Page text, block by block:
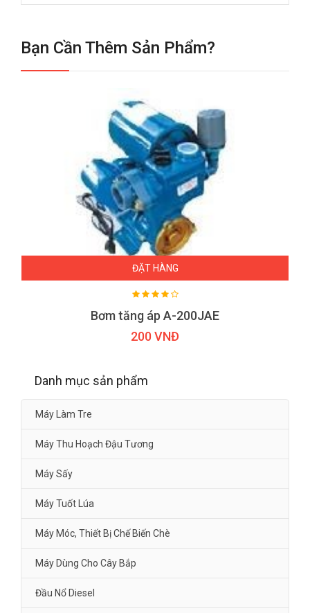
Bạn Cần Thêm Sản Phẩm?
ĐẶT HÀNG
Bơm tăng áp A-200JAE
200 VNĐ
Danh mục sản phẩm
Máy Làm Tre
Máy Thu Hoạch Đậu Tương
Máy Sấy
Máy Tuốt Lúa
Máy Móc, Thiết Bị Chế Biến Chè
Máy Dùng Cho Cây Bắp
Đầu Nổ Diesel